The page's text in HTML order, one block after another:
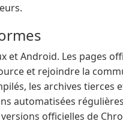
et Android. Les pages
et rejoindre la
les archives tierces
automatisées
officielles de